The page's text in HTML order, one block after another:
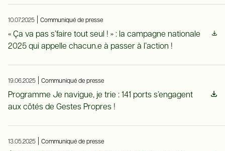
10.07.2025 Communiqué de presse
« Ça va pas s’faire tout seul ! » : la campagne nationale
2025 qui appelle chacun.e à passer à l’action !
19.06.2025 Communiqué de presse
Programme Je navigue, je trie : 141 ports s’engagent
aux côtés de Gestes Propres !
13.05.2025 Communiqué de presse